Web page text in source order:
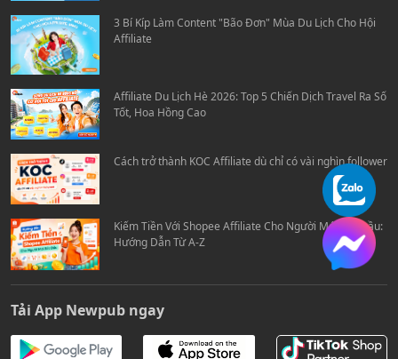
3 Bí Kíp Làm Content "Bão Đơn" Mùa Du Lịch Cho Hội
Affiliate
Affiliate Du Lịch Hè 2026: Top 5 Chiến Dịch Travel Ra Số
Tốt, Hoa Hồng Cao
Cách trở thành KOC Affiliate dù chỉ có vài nghìn follower
Kiếm Tiền Với Shopee Affiliate Cho Người Mới Bắt Đầu:
Hướng Dẫn Từ A-Z
Tải App Newpub ngay